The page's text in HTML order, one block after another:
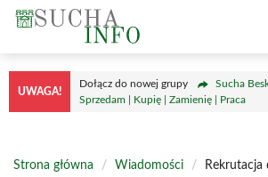
Przejdź
treści
UWAGA!
Dołącz do nowej grupy
Sucha
Sprzedam | Kupię | Zamienię | Praca
Strona główna / Wiadomości /